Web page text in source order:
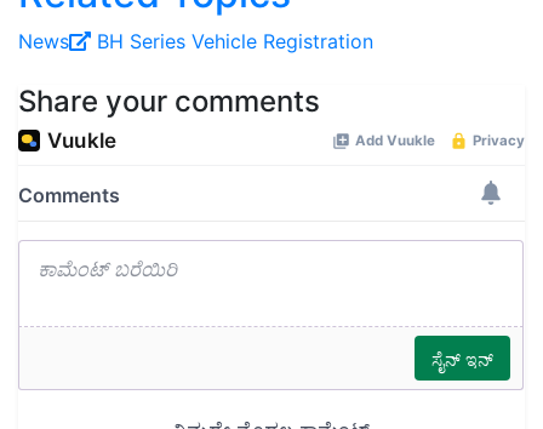
News BH Series Vehicle Registration
Share your comments